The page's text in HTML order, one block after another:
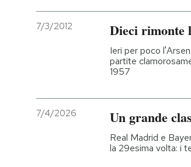
7/3/2012 Dieci rimonte
Ieri per poco
partite
1957
7/4/2026 Un grande
Real Madrid e
la 29esima volta: i